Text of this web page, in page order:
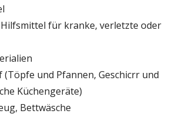
für kranke, verletzte oder
(Töpfe und Pfannen, Geschicrr und
Küchengeräte)
Bettwäsche